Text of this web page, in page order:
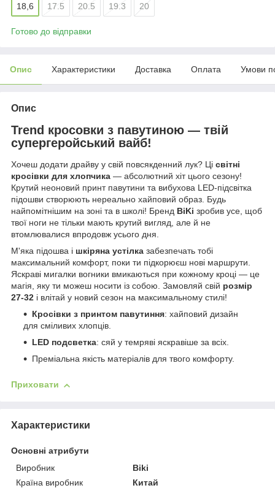
18,6 17.5 20.5 19.3 20
Готово до відправки
Опис Характеристики Доставка Оплата Умови
Опис
Trend кросовки з павутиною — твій
супергеройський вайб!
Хочеш додати драйву у свій повсякденний лук? Ці світні
кросівки для хлопчика — абсолютний хіт цього сезону!
Крутий неоновий принт павутини та вибухова LED-підсвітка
підошви створюють нереально хайповий образ. Будь
найпомітнішим на зоні та в школі! Бренд BiKi зробив усе, щоб
твої ноги не тільки мають крутий вигляд, але й не
втомлювалися впродовж усього дня.
М'яка підошва і шкіряна устілка забезпечать тобі
максимальний комфорт, поки ти підкорюєш нові маршрути.
Яскраві мигалки вогники вмикаються при кожному кроці — це
магія, яку ти можеш носити із собою. Замовляй свій розмір
27-32 і влітай у новий сезон на максимальному стилі!
Кросівки з принтом павутиння: хайповий дизайн
для сміливих хлопців.
LED подсветка: сяй у темряві яскравіше за всіх.
Преміальна якість матеріалів для твого комфорту.
Приховати
Характеристики
Основні атрибути
Виробник
Biki
Країна виробник
Китай